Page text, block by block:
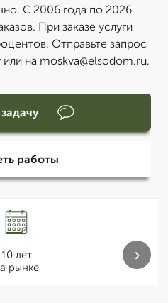
С 2006 года по 2026
При заказе услуги
Отправьте запрос
на moskva@elsodom.ru.
работы
10 лет
рынке
›